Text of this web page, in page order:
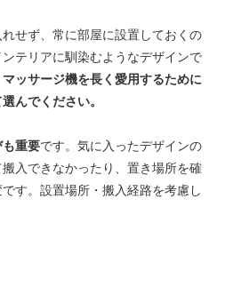
せず、常に部屋に設置しておくの
テリアに馴染むようなデザインで
マッサージ機を長く愛用するために
んでください。
重要です。気に入ったデザインの
入できなかったり、置き場所を確
す。設置場所・搬入経路を考慮し